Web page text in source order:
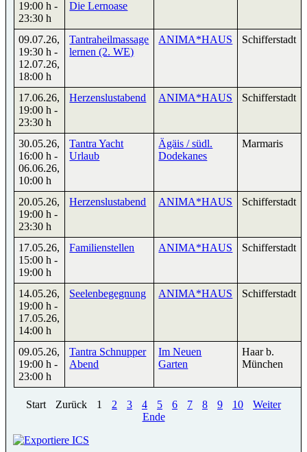
19:00 h -
23:30 h
Die Lernoase
09.07.26,
19:30 h -
12.07.26,
18:00 h
Tantraheilmassage
lernen (2. WE)
ANIMA*HAUS Schifferstadt
17.06.26,
19:00 h -
23:30 h
Herzenslustabend ANIMA*HAUS Schifferstadt
30.05.26,
16:00 h -
06.06.26,
10:00 h
Tantra Yacht
Urlaub
Ägäis / südl.
Dodekanes
Marmaris
20.05.26,
19:00 h -
23:30 h
Herzenslustabend ANIMA*HAUS Schifferstadt
17.05.26,
15:00 h -
19:00 h
Familienstellen ANIMA*HAUS Schifferstadt
14.05.26,
19:00 h -
17.05.26,
14:00 h
Seelenbegegnung ANIMA*HAUS Schifferstadt
09.05.26,
19:00 h -
23:00 h
Tantra Schnupper
Abend
Im Neuen
Garten
Haar b.
München
Start Zurück 1 2 3 4 5 6 7 8 9 10
Weiter
Ende